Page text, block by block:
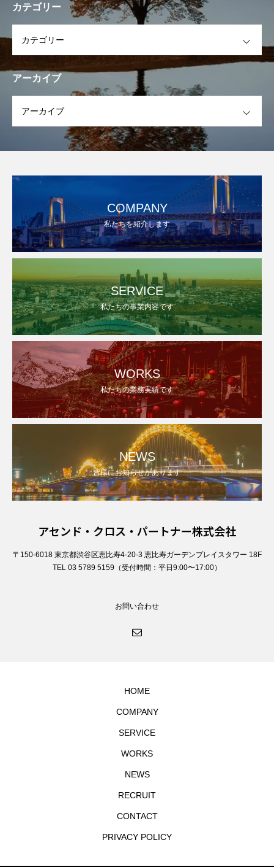
カテゴリー
アーカイブ
COMPANY
私たちを紹介します
SERVICE
私たちの事業内容です
WORKS
私たちの業務実績です
NEWS
皆様にお知らせがあります
アセンド・クロス・パートナー株式会社
〒150-6018 東京都渋谷区恵比寿4-20-3 恵比寿ガーデンプレイスタワー 18F
TEL 03 5789 5159（受付時間：平日9:00〜17:00）
お問い合わせ
HOME
COMPANY
SERVICE
WORKS
NEWS
RECRUIT
CONTACT
PRIVACY POLICY